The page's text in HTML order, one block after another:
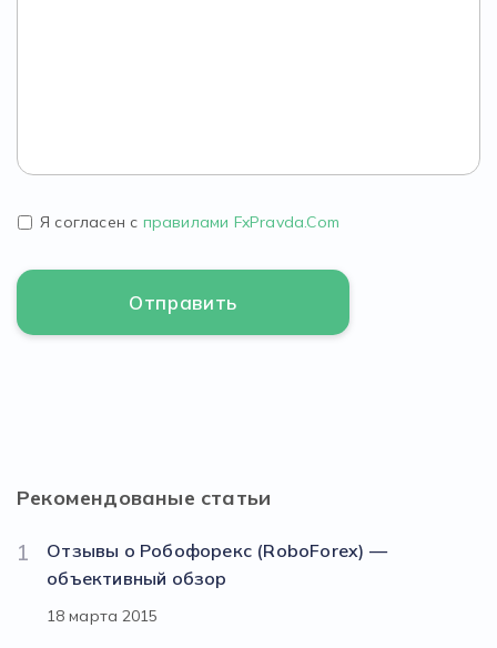
Я согласен с правилами FxPravda.Com
Рекомендованые статьи
1
Отзывы о Робофорекс (RoboForex) —
объективный обзор
18 марта 2015